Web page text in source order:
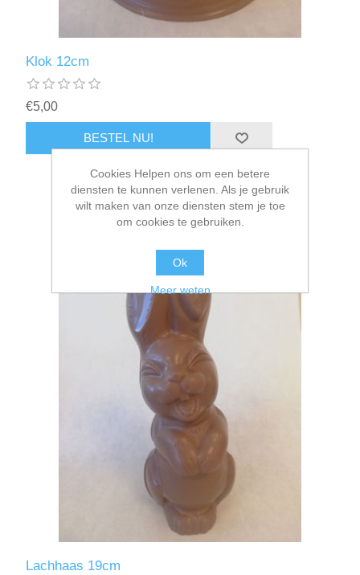
Klok 12cm
€5,00
Lachhaas 19cm
Cookies Helpen ons om een betere
diensten te kunnen verlenen. Als je gebruik
wilt maken van onze diensten stem je toe
om cookies te gebruiken.
Ok
Meer weten